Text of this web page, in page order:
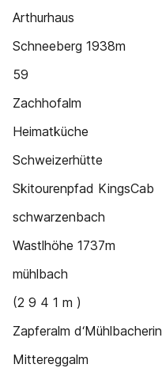
Arthurhaus
Schneeberg 1938m
59
Zachhofalm
Heimatküche
Schweizerhütte
Skitourenpfad KingsCab
schwarzenbach
Wastlhöhe 1737m
mühlbach
(2 9 4 1 m )
Zapferalm d‘Mühlbacherin
Mittereggalm